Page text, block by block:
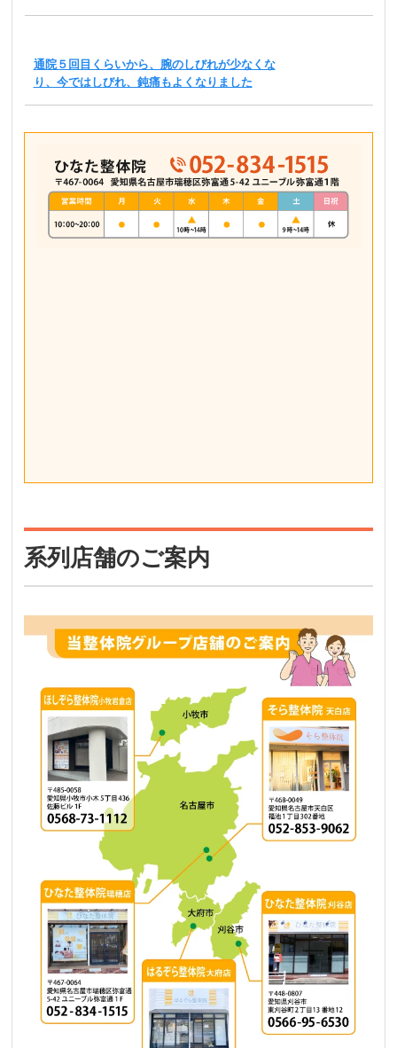
通院５回目くらいから、腕のしびれが少なくな
り、今ではしびれ、鈍痛もよくなりました
系列店舗のご案内